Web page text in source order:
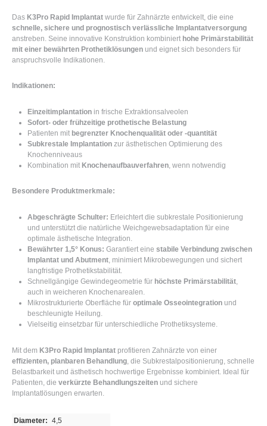
Das K3Pro Rapid Implantat wurde für Zahnärzte entwickelt, die eine
schnelle, sichere und prognostisch verlässliche Implantatversorgung
anstreben. Seine innovative Konstruktion kombiniert hohe Primärstabilität
mit einer bewährten Prothetiklösungen und eignet sich besonders für
anspruchsvolle Indikationen.
Indikationen:
Einzeitimplantationin frische Extraktionsalveolen
Sofort- oder frühzeitige prothetische Belastung
Patienten mit begrenzter Knochenqualität oder -quantität
Subkrestale Implantationzur ästhetischen Optimierung des
Knochenniveaus
Kombination mit Knochenaufbauverfahren, wenn notwendig
Besondere Produktmerkmale:
Abgeschrägte Schulter: Erleichtert die subkrestale Positionierung
und unterstützt die natürliche Weichgewebsadaptation für eine
optimale ästhetische Integration.
Bewährter 1,5° Konus: Garantiert eine stabile Verbindung zwischen
Implantat und Abutment, minimiert Mikrobewegungen und sichert
langfristige Prothetikstabilität.
Schnellgängige Gewindegeometrie für höchste Primärstabilität,
auch in weicheren Knochenarealen.
Mikrostrukturierte Oberfläche für optimale Osseointegrationund
beschleunigte Heilung.
Vielseitig einsetzbar für unterschiedliche Prothetiksysteme.
Mit dem K3Pro Rapid Implantat profitieren Zahnärzte von einer
effizienten, planbaren Behandlung , die Subkrestalpositionierung, schnelle
Belastbarkeit und ästhetisch hochwertige Ergebnisse kombiniert. Ideal für
Patienten, die verkürzte Behandlungszeiten und sichere
Implantatlösungen erwarten.
Diameter: 4,5